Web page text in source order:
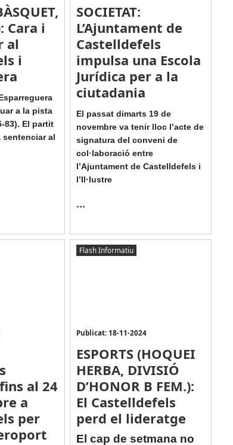
Cara i
al
i
a la pista
83). El partit
sentenciar al
SOCIETAT:
L’Ajuntament de
Castelldefels
impulsa una Escola
Jurídica per a la
ciutadania
El passat dimarts 19 de
novembre va tenir lloc l’acte de
signatura del conveni de
col·laboració entre
l’Ajuntament de Castelldefels i
l’Il·lustre
...
al 24
a
per
Flash Informatiu
Publicat: 18-11-2024
ESPORTS (HOQUEI
HERBA, DIVISIÓ
D’HONOR B FEM.):
El Castelldefels
perd el lideratge
El cap de setmana no